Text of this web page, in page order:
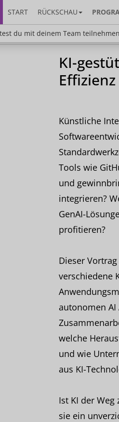
START RÜCKSCHAU
du mit deinem Team
Team teilnehmen?
KI-
Künstliche
Tools wie
und
integrieren?
GenAI-
profitieren?
Dieser
verschiedene
autonomen
welche
und wie
aus KI-
Ist KI der
sie ein